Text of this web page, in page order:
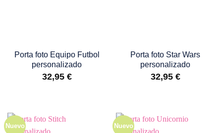
Porta foto Equipo Futbol
personalizado
32,95 €
Porta foto Star Wars
personalizado
32,95 €
Nuevo Nuevo